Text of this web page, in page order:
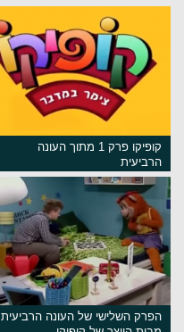
קופיקו פרק 1 מתוך העונה
הרביעית
הפרק השלישי של העונה הרביעית